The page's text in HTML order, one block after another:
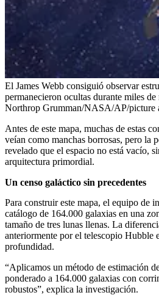
El James Webb consiguió observar
permanecieron ocultas durante miles de
Northrop Grumman/NASA/AP/picture
Antes de este mapa, muchas de estas
veían como manchas borrosas, pero la
revelado que el espacio no está vacío,
arquitectura primordial.
Un censo galáctico sin precedentes
Para construir este mapa, el equipo de
catálogo de 164.000 galaxias en una
tamaño de tres lunas llenas. La
anteriormente por el telescopio Hubble
profundidad.
“Aplicamos un método de estimación
ponderado a 164.000 galaxias con
robustos”, explica la investigación.